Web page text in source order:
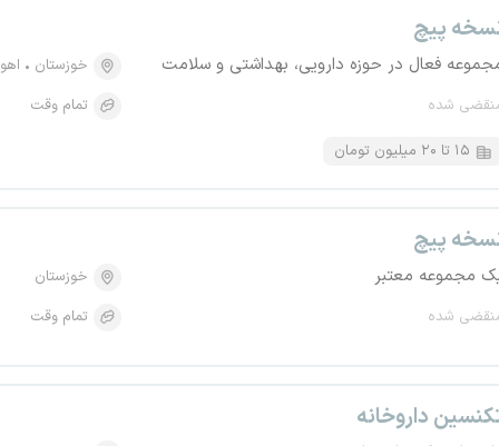
پیچ
فعال در حوزه دارویی، بهداشتی و سلامت
شده
خوزستان
تمام وقت
۱۵ تا ۲۰ میلیون تومان
پیچ
مجموعه معتبر
شده
خوزستان
تمام وقت
داروخانه